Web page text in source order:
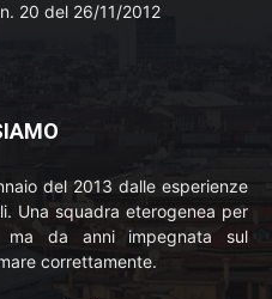
20 del 26/11/2012
del 2013 dalle esperienze
Una squadra eterogenea per
ma da anni impegnata sul
correttamente.